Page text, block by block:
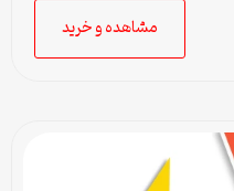
مشاهده و خرید